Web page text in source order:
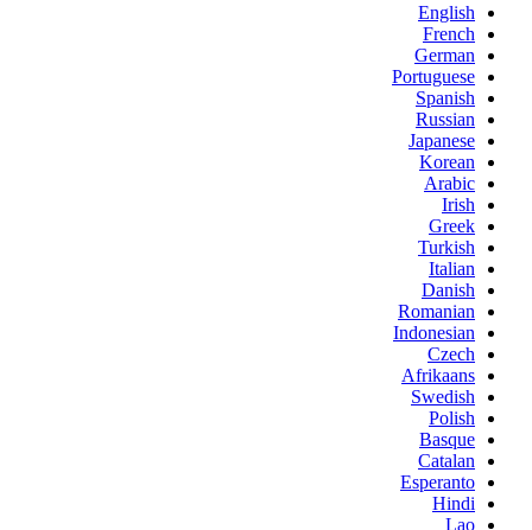
English
French
German
Portuguese
Spanish
Russian
Japanese
Korean
Arabic
Irish
Greek
Turkish
Italian
Danish
Romanian
Indonesian
Czech
Afrikaans
Swedish
Polish
Basque
Catalan
Esperanto
Hindi
Lao